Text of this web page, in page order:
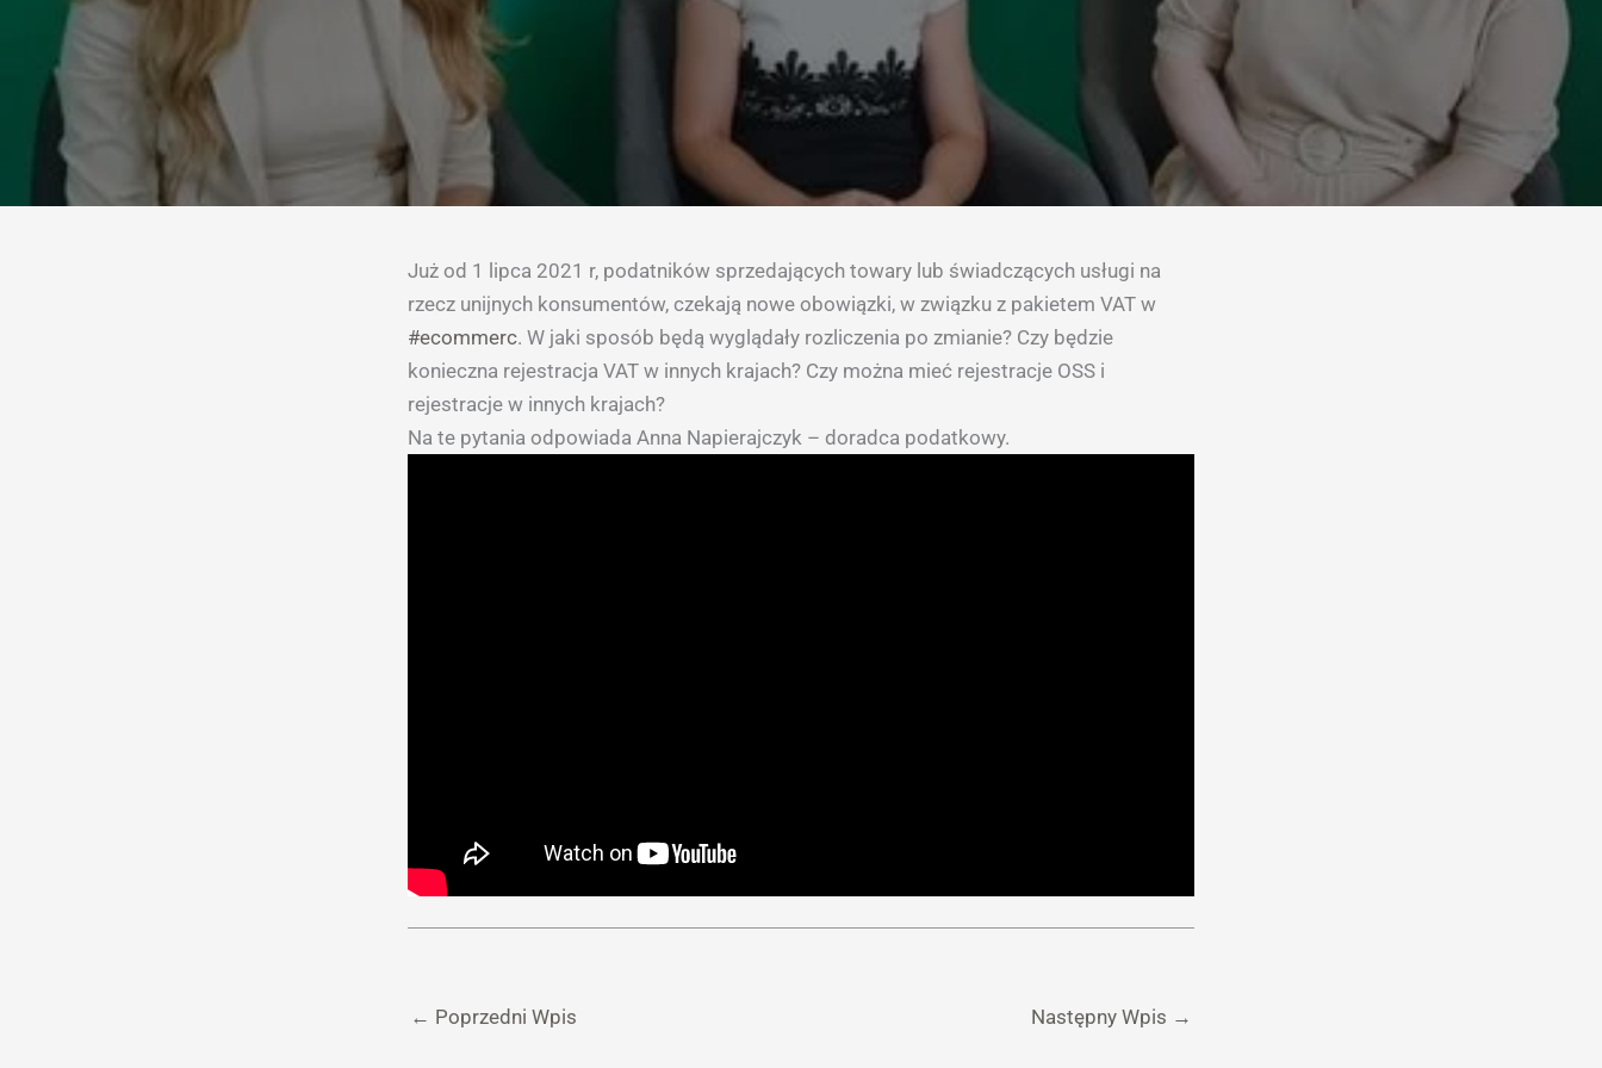
Już od 1 lipca 2021 r, podatników sprzedających towary lub świadczących usługi na
rzecz unijnych konsumentów, czekają nowe obowiązki, w związku z pakietem VAT w
#ecommerc. W jaki sposób będą wyglądały rozliczenia po zmianie? Czy będzie
konieczna rejestracja VAT w innych krajach? Czy można mieć rejestracje OSS i
rejestracje w innych krajach?
Na te pytania odpowiada Anna Napierajczyk – doradca podatkowy.
← Poprzedni Wpis Następny Wpis →